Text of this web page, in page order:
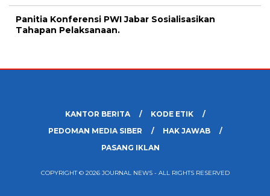
Panitia Konferensi PWI Jabar Sosialisasikan
Tahapan Pelaksanaan.
KANTOR BERITA
KODE ETIK
PEDOMAN MEDIA SIBER
HAK JAWAB
PASANG IKLAN
COPYRIGHT © 2026 JOURNAL NEWS - ALL RIGHTS RESERVED